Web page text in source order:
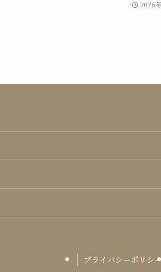
2026
プライバシーポリシー